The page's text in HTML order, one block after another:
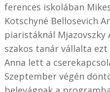
ferences iskolában
Kotschyné Bellosevich
piaristáknál
szakos tanár vállalta
Anna lett a
Szeptember végén